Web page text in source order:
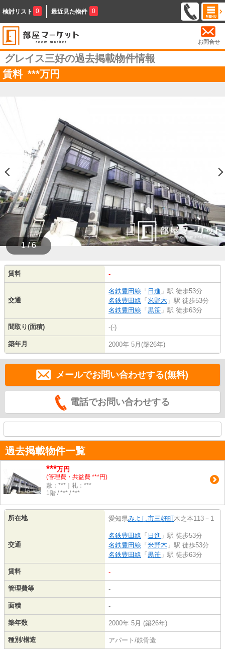
検討リスト 0 最近見た物件 0
お問合せ
グレイス三好の過去掲載物件情報
賃料 ***万円
1 / 6
賃料 -
交通
名鉄豊田線 「 日進 」駅 徒歩53分
名鉄豊田線 「 米野木 」駅 徒歩53分
名鉄豊田線 「 黒笹 」駅 徒歩63分
間取り(面積) -(-)
築年月 2000年 5月(築26年)
メールでお問い合わせする(無料)
電話でお問い合わせする
過去掲載物件一覧
***万円
(管理費・共益費 ***円)
敷：***｜礼：***
1階 / *** / ***
所在地 愛知県みよし市三好町木之本113－1
交通
名鉄豊田線 「 日進 」駅 徒歩53分
名鉄豊田線 「 米野木 」駅 徒歩53分
名鉄豊田線 「 黒笹 」駅 徒歩63分
賃料 -
管理費等 -
面積 -
築年数 2000年 5月 (築26年)
種別/構造 アパート/鉄骨造